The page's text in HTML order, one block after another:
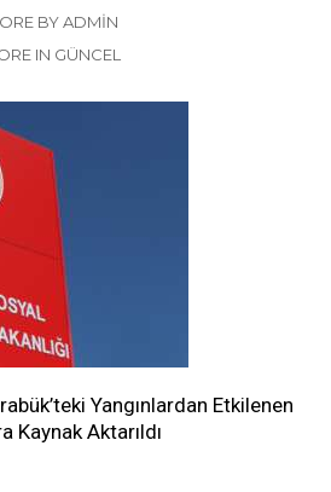
BY ADMIN
IN GÜNCEL
Yangınlardan Etkilenen
Kaynak Aktarıldı